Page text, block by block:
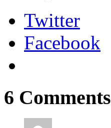
Twitter
Facebook
6 Comments